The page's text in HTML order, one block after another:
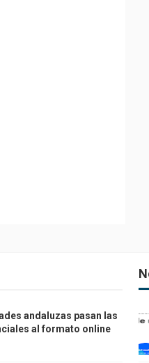
andaluzas pasan las
al formato online